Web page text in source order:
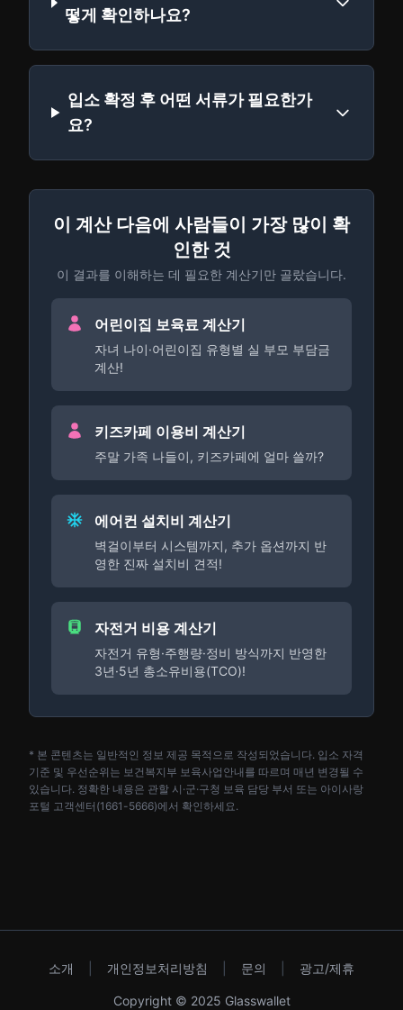
떻게 확인하나요?
입소 확정 후 어떤 서류가 필요한가
요?
이 계산 다음에 사람들이 가장 많이 확
인한 것
이 결과를 이해하는 데 필요한 계산기만 골랐습니다.
어린이집 보육료 계산기
자녀 나이·어린이집 유형별 실 부모 부담금
계산!
키즈카페 이용비 계산기
주말 가족 나들이, 키즈카페에 얼마 쓸까?
에어컨 설치비 계산기
벽걸이부터 시스템까지, 추가 옵션까지 반
영한 진짜 설치비 견적!
자전거 비용 계산기
자전거 유형·주행량·정비 방식까지 반영한
3년·5년 총소유비용(TCO)!
* 본 콘텐츠는 일반적인 정보 제공 목적으로 작성되었습니다. 입소 자격
기준 및 우선순위는 보건복지부 보육사업안내를 따르며 매년 변경될 수
있습니다. 정확한 내용은 관할 시·군·구청 보육 담당 부서 또는 아이사랑
포털 고객센터(1661-5666)에서 확인하세요.
소개 개인정보처리방침 문의 광고/제휴
Copyright © 2025 Glasswallet